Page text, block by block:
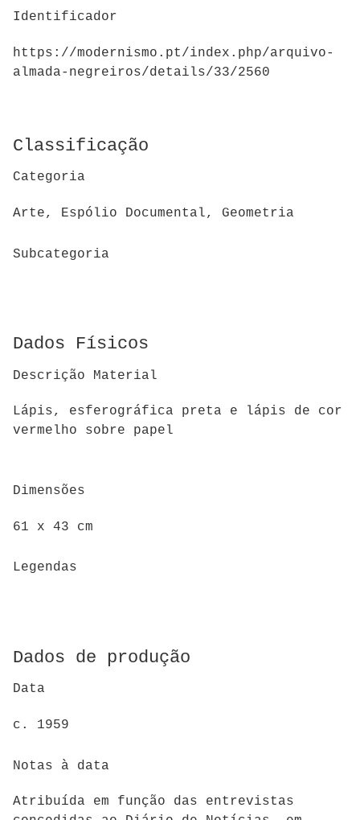
Identificador
https://modernismo.pt/index.php/arquivo-
almada-negreiros/details/33/2560
Classificação
Categoria
Arte, Espólio Documental, Geometria
Subcategoria
Dados Físicos
Descrição Material
Lápis, esferográfica preta e lápis de cor
vermelho sobre papel
Dimensões
61 x 43 cm
Legendas
Dados de produção
Data
c. 1959
Notas à data
Atribuída em função das entrevistas